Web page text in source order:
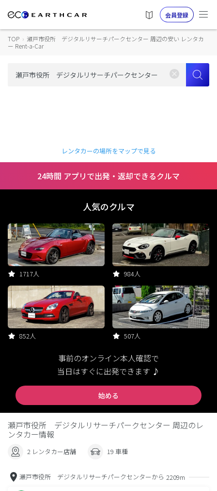
会員登録
TOP › 瀬戸市役所 デジタルリサーチパークセンター 周辺の安い レンタカ
ー Rent-a-Car
レンタカーの場所をマップで見る
24時間 アプリで出発・返却できるクルマ
人気のクルマ
1717人 984人
852人 507人
事前のオンライン本人確認で
当日はすぐに出発できます ♪
始める
瀬戸市役所 デジタルリサーチパークセンター 周辺のレ
ンタカー情報
2 レンタカー店舗 19 車種
瀬戸市役所 デジタルリサーチパークセンターから 2209m